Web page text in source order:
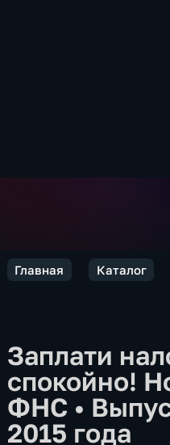
Главная Каталог
Заплати
спокойно!
ФНС •
2015 года